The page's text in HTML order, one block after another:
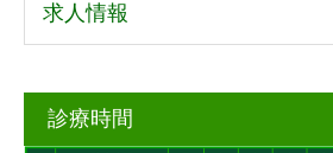
求人情報
診療時間